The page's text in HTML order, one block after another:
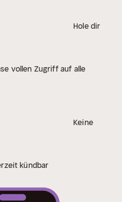
Hole dir
vollen Zugriff auf alle
Keine
kündbar